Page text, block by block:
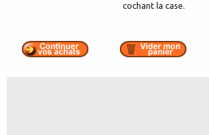
cochant la case.